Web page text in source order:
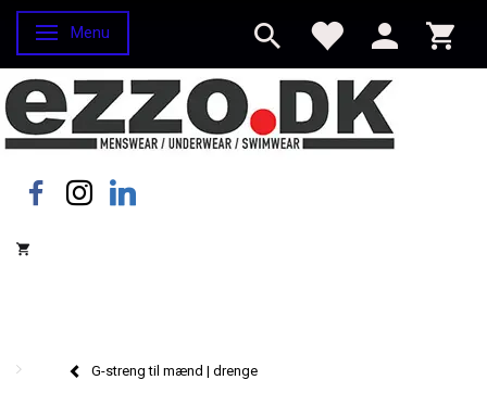
Skifte navigation
Menu
G-streng til mænd | drenge